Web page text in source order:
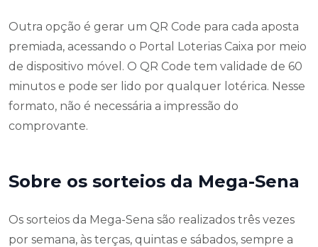
Outra opção é gerar um QR Code para cada aposta
premiada, acessando o Portal Loterias Caixa por meio
de dispositivo móvel. O QR Code tem validade de 60
minutos e pode ser lido por qualquer lotérica. Nesse
formato, não é necessária a impressão do
comprovante.
Sobre os sorteios da Mega-Sena
Os sorteios da Mega-Sena são realizados três vezes
por semana, às terças, quintas e sábados, sempre a